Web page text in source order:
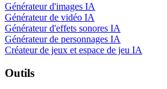
Générateur d'images IA
Générateur de vidéo IA
Générateur d'effets sonores IA
Générateur de personnages IA
Créateur de jeux et espace de jeu IA
Outils